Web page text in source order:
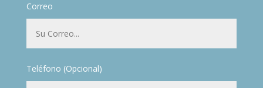
Correo
Teléfono (Opcional)